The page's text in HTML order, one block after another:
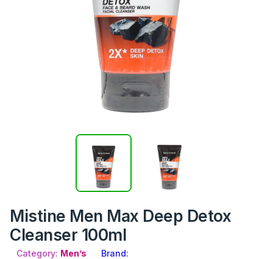
Mistine Men Max Deep Detox
Cleanser 100ml
Category: Men’s
Brand: